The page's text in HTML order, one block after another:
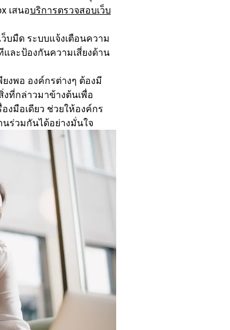
เสนอบริการตรวจสอบเว็บ
มืด ระบบแจ้งเตือนความ
ละป้องกันความเสี่ยงด้าน
งพอ องค์กรต่างๆ ต้องมี
ที่กล่าวมาข้างต้นเพื่อ
งมือเดียว ช่วยให้องค์กร
ร่วมกันได้อย่างมั่นใจ